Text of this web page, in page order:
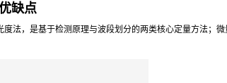
缺点
法，是基于检测原理与波段划分的两类核心定量方法；